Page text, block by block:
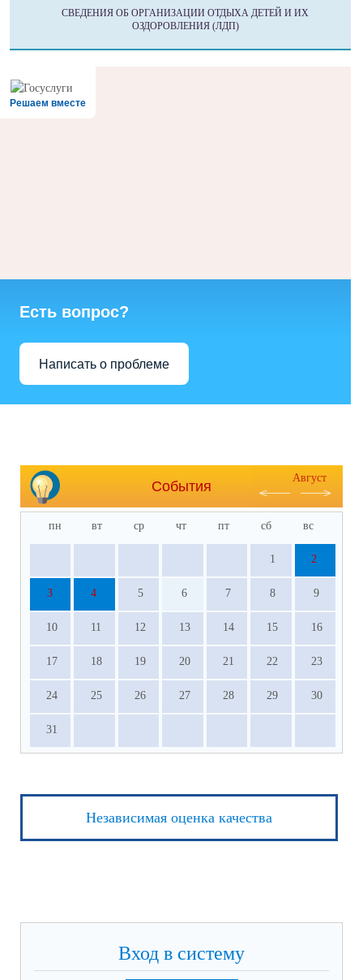
СВЕДЕНИЯ ОБ ОРГАНИЗАЦИИ ОТДЫХА ДЕТЕЙ И ИХ
ОЗДОРОВЛЕНИЯ (ЛДП)
Решаем вместе
Есть вопрос?
Написать о проблеме
События
Август
пн вт ср чт пт сб вс
1 2
3 4 5 6 7 8 9
10 11 12 13 14 15 16
17 18 19 20 21 22 23
24 25 26 27 28 29 30
31
Независимая оценка качества
Вход в систему